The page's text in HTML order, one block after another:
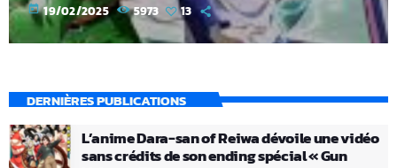
today 19/02/2025 5973 13
DERNIÈRES PUBLICATIONS
L’anime Dara-san of Reiwa dévoile une vidéo
sans crédits de son ending spécial « Gun